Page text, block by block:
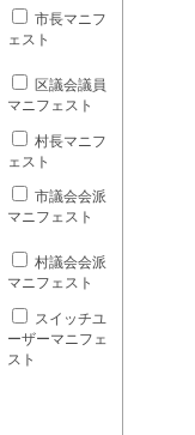
市長マニフ
ェスト
区議会議員
マニフェスト
村長マニフ
ェスト
市議会会派
マニフェスト
村議会会派
マニフェスト
スイッチユ
ーザーマニフェ
スト